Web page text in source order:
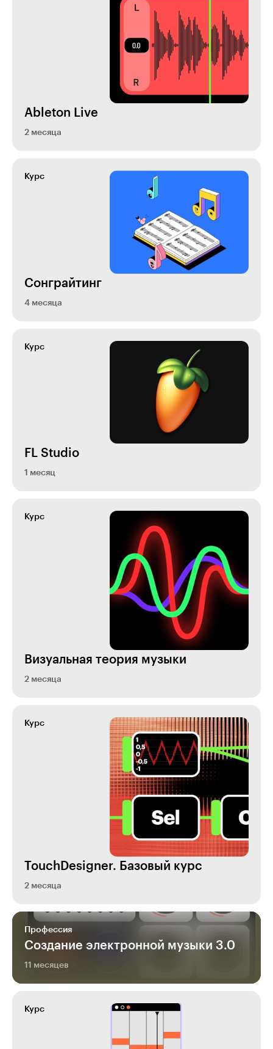
Ableton Live
2 месяца
Курс
Сонграйтинг
4 месяца
Курс
FL Studio
1 месяц
Курс
Визуальная теория музыки
2 месяца
Курс
TouchDesigner. Базовый курс
2 месяца
Профессия
Создание электронной музыки 3.0
11 месяцев
Курс